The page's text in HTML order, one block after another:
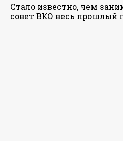
Стало известно, чем
совет ВКО весь прошлый